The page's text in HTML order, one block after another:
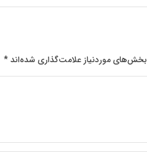
بخش‌های موردنیاز علامت‌گذاری شده‌اند *